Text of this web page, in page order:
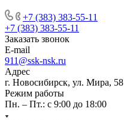
+7 (383) 383-55-11
+7 (383) 383-55-11
Заказать звонок
E-mail
911@ssk-nsk.ru
Адрес
г. Новосибирск, ул. Мира, 58
Режим работы
Пн. – Пт.: с 9:00 до 18:00